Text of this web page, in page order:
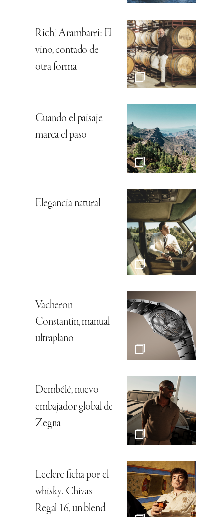
Richi Arambarri: El
vino, contado de
otra forma
Cuando el paisaje
marca el paso
Elegancia natural
Vacheron
Constantin, manual
ultraplano
Dembélé, nuevo
embajador global de
Zegna
Leclerc ficha por el
whisky: Chivas
Regal 16, un blend